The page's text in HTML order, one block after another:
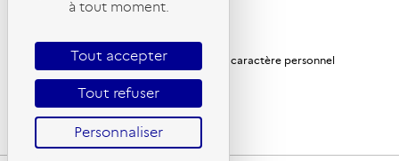
ADEME Stratégie
Mentions légales
Politique de protection des données à caractère personnel
Politique des cookies
Gestion des cookies
Accessibilité : partiellement conforme
à tout moment.
Tout accepter
Tout refuser
Personnaliser